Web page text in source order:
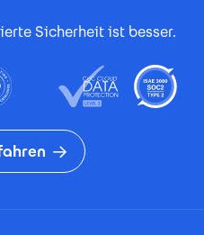
Sicherheit ist besser.